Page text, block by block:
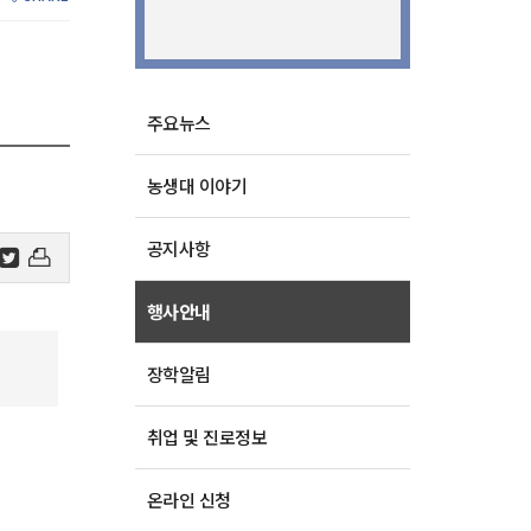
주요뉴스
농생대 이야기
공지사항
행사안내
장학알림
취업 및 진로정보
온라인 신청